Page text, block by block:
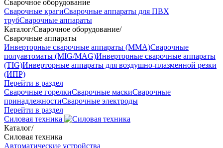
Сварочное оборудование
Сварочные крагиСварочные аппараты для ПВХ
трубСварочные аппараты
Каталог/Сварочное оборудование/
Сварочные аппараты
Инверторные сварочные аппараты (ММА)Сварочные
полуавтоматы (MIG/MAG)Инверторные сварочные аппараты
(TIG)Инверторные аппараты для воздушно-плазменной резки
(ИПР)
Перейти в раздел
Сварочные горелкиСварочные маскиСварочные
принадлежностиСварочные электроды
Перейти в раздел
Силовая техника
Каталог/
Силовая техника
Автоматические устройства